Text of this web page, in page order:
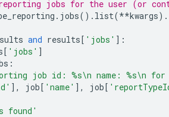
jobs for the user (or
. jobs() . list(**kwargs) .
and results[ 'jobs' ]:
[ 'jobs' ]
:
job id: %s\n name: %s\n for
], job[ 'name' ], job[
found'